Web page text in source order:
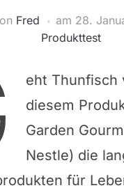
Fred am 28.
Produkttest
eht Thunfisch
diesem
Garden
Nestle) die
für